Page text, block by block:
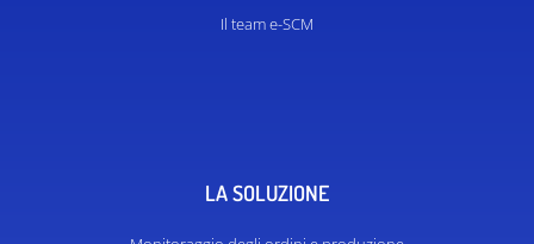
Il team e-SCM
LA SOLUZIONE